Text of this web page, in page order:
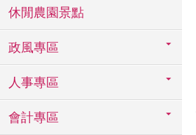
休閒農園景點
政風專區
人事專區
會計專區